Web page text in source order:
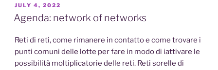
POSTED
ON
JULY 4, 2022
Agenda: network of networks
Reti di reti, come rimanere in contatto e come trovare i
punti comuni delle lotte per fare in modo di iattivare le
possibilità moltiplicatorie delle reti. Reti sorelle di